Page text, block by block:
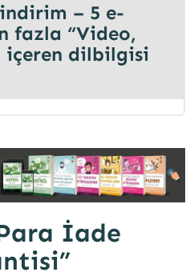
indirim – 5 e-
fazla “Video,
içeren dilbilgisi
İade